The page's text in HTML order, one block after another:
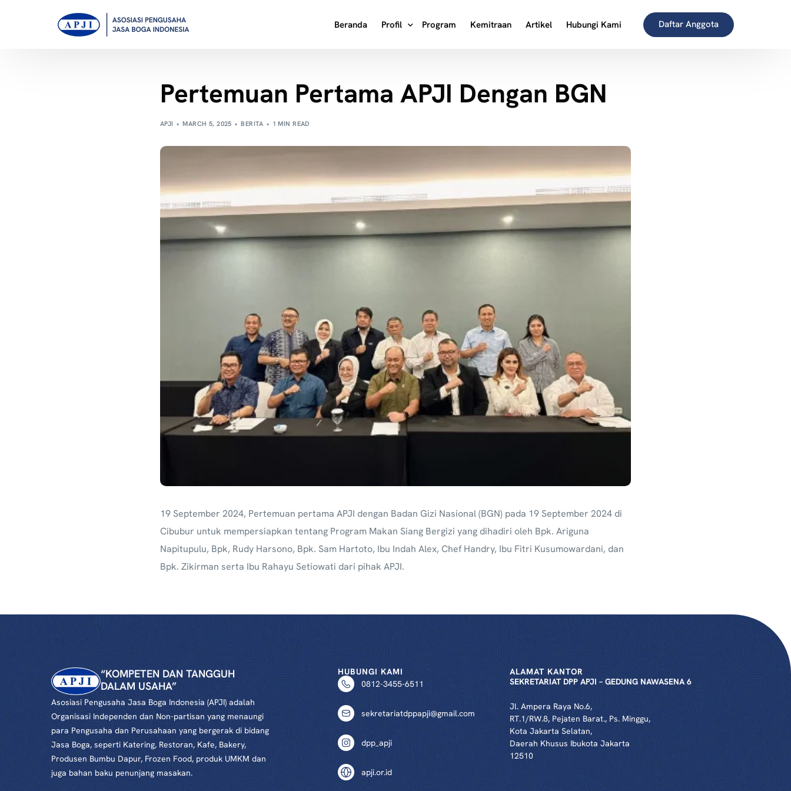
Beranda Profil
Visi Misi
Program Kemitraan Artikel Hubungi Kami Daftar Anggota
Pertemuan Pertama APJI Dengan BGN
APJI MARCH 5, 2025 BERITA 1 MIN READ
19 September 2024, Pertemuan pertama APJI dengan Badan Gizi Nasional (BGN) pada 19 September 2024 di
Cibubur untuk mempersiapkan tentang Program Makan Siang Bergizi yang dihadiri oleh Bpk. Ariguna
Napitupulu, Bpk, Rudy Harsono, Bpk. Sam Hartoto, Ibu Indah Alex, Chef Handry, Ibu Fitri Kusumowardani, dan
Bpk. Zikirman serta Ibu Rahayu Setiowati dari pihak APJI.
“KOMPETEN DAN TANGGUH
DALAM USAHA”
Asosiasi Pengusaha Jasa Boga Indonesia (APJI) adalah
Organisasi Independen dan Non-partisan yang menaungi
para Pengusaha dan Perusahaan yang bergerak di bidang
Jasa Boga, seperti Katering, Restoran, Kafe, Bakery,
Produsen Bumbu Dapur, Frozen Food, produk UMKM dan
juga bahan baku penunjang masakan.
HUBUNGI KAMI
0812-3455-6511
sekretariatdppapji@gmail.com
dpp_apji
apji.or.id
ALAMAT KANTOR
SEKRETARIAT DPP APJI – GEDUNG NAWASENA 6
Jl. Ampera Raya No.6,
RT.1/RW.8, Pejaten Barat., Ps. Minggu,
Kota Jakarta Selatan,
Daerah Khusus Ibukota Jakarta
12510